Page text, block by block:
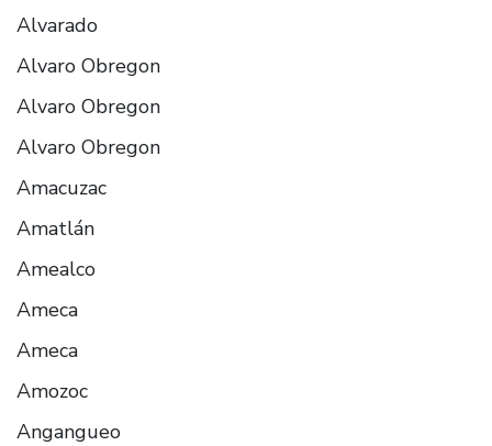
Alvarado
Alvaro Obregon
Alvaro Obregon
Alvaro Obregon
Amacuzac
Amatlán
Amealco
Ameca
Ameca
Amozoc
Angangueo